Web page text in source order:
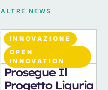
ALTRE NEWS
INNOVAZIONE
OPEN
INNOVATION
07AGOSTO 2026
Prosegue Il
Progetto Liguria